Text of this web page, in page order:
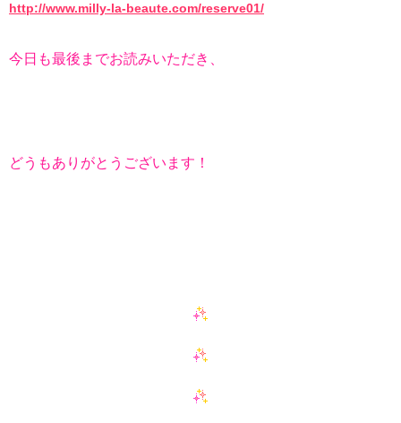
http://www.milly-la-beaute.com/reserve01/
今日も最後までお読みいただき、
どうもありがとうございます！